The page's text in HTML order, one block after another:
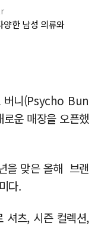
양한 남성 의류와
버니(Psycho Bun
운 매장을 오픈했
을 맞은 올해 브랜
다.
셔츠, 시즌 컬렉션,